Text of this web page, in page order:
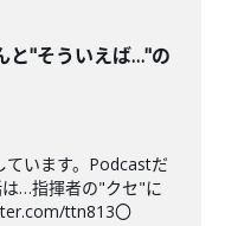
と"そういえば…"の
ています。Podcastだ
は…指揮者の"クセ"に
ttn813〇